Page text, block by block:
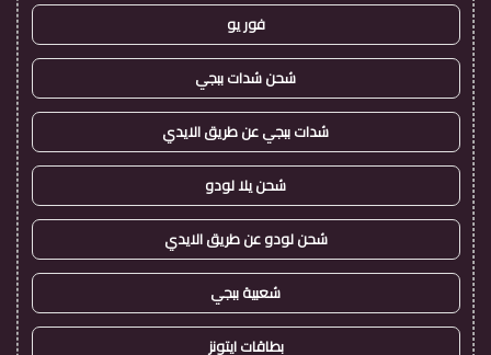
فور يو
شحن شدات ببجي
شدات ببجي عن طريق الايدي
شحن يلا لودو
شحن لودو عن طريق الايدي
شعبية ببجي
بطاقات ايتونز